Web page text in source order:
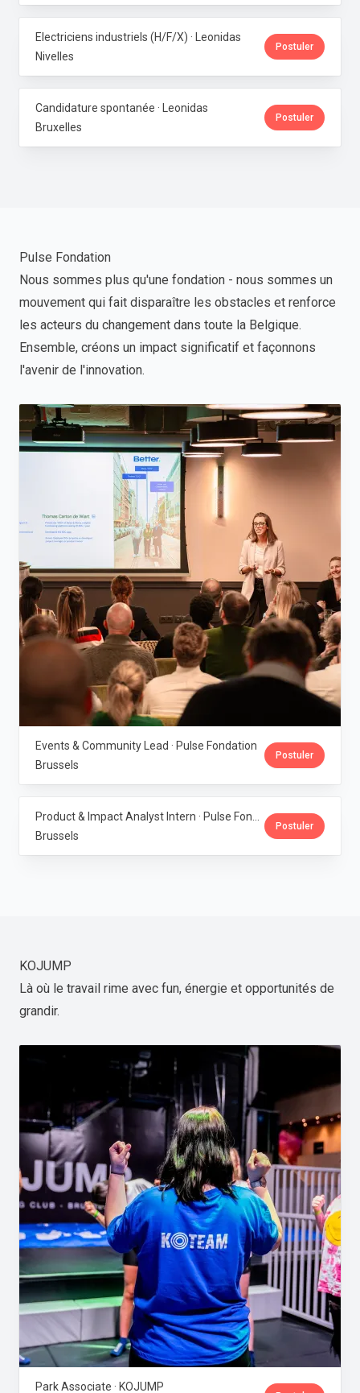
Electriciens industriels (H/F/X) · Leonidas
Nivelles
Postuler
Candidature spontanée · Leonidas
Bruxelles
Postuler
Pulse Fondation
Nous sommes plus qu'une fondation - nous sommes un
mouvement qui fait disparaître les obstacles et renforce
les acteurs du changement dans toute la Belgique.
Ensemble, créons un impact significatif et façonnons
l'avenir de l'innovation.
Events & Community Lead · Pulse Fondation
Brussels
Postuler
Brussels
Postuler
KOJUMP
Là où le travail rime avec fun, énergie et opportunités de
grandir.
Park Associate · KOJUMP